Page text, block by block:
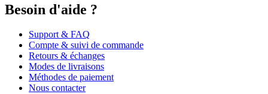
Besoin d'aide ?
Support & FAQ
Compte & suivi de commande
Retours & échanges
Modes de livraisons
Méthodes de paiement
Nous contacter